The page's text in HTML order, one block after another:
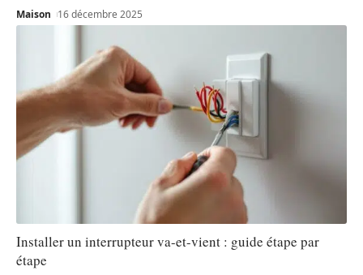
Maison 16 décembre 2025
Installer un interrupteur va-et-vient : guide étape par
étape